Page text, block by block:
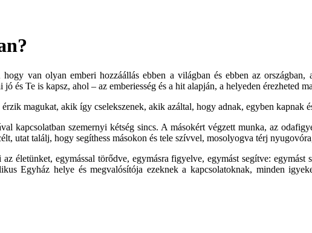
hogy van olyan emberi hozzáállás ebben a világban és ebben az országban,
jó és Te is kapsz, ahol – az emberiesség és a hit alapján, a helyeden érezheted
magukat, akik így cselekszenek, akik azáltal, hogy adnak, egyben kapnak
kapcsolatban szemernyi kétség sincs. A másokért végzett munka, az
utat találj, hogy segíthess másokon és tele szívvel, mosolyogva térj
az életünket, egymással törődve, egymásra figyelve, egymást segítve:
Egyház helye és megvalósítója ezeknek a kapcsolatoknak, minden